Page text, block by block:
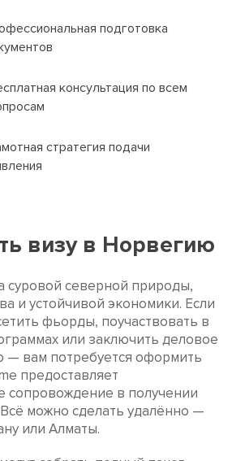
подготовка
консультация по всем
стратегия подачи
визу в Норвегию
суровой северной природы,
и устойчивой экономики. Если
фьорды, поучаствовать в
или заключить деловое
— вам потребуется оформить
предоставляет
сопровождение в получении
можно сделать удалённо —
или Алматы.